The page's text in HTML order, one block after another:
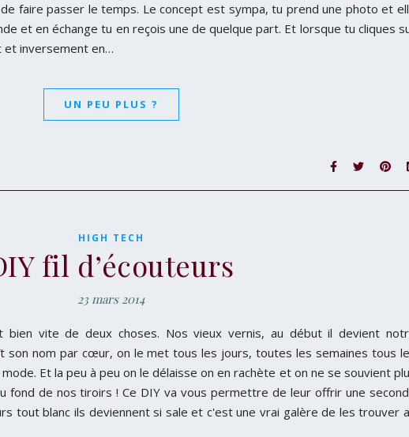
faire passer le temps. Le concept est sympa, tu prend une photo et
et en échange tu en reçois une de quelque part. Et lorsque tu cliques
et inversement en…
UN PEU PLUS ?
HIGH TECH
fil d’écouteurs
23 mars 2014
bien vite de deux choses. Nos vieux vernis, au début il devient
son nom par cœur, on le met tous les jours, toutes les semaines tous
Et la peu à peu on le délaisse on en rachète et on ne se souvient
fond de nos tiroirs ! Ce DIY va vous permettre de leur offrir une
tout blanc ils deviennent si sale et c'est une vrai galère de les trouver